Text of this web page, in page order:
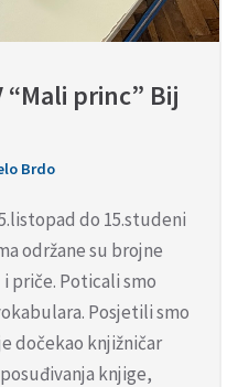
“Mali princ” Bij
Brdo
do 15.studeni
održane su brojne
priče. Poticali smo
Posjetili smo
dočekao knjižničar
knjige,